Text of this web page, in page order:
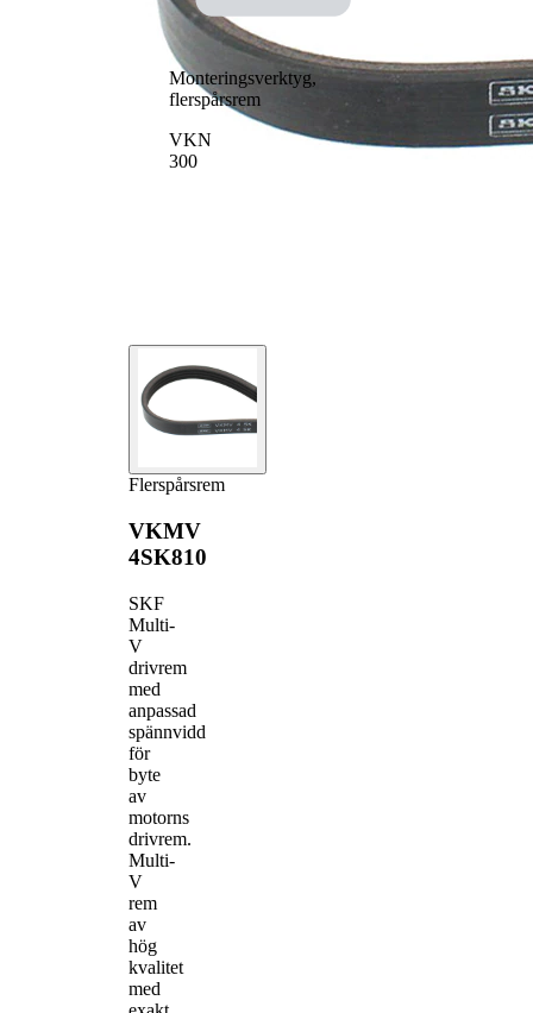
Flerspårsrem
VKMV
4SK810
SKF
Multi-
V
drivrem
med
anpassad
spännvidd
för
byte
av
motorns
drivrem.
Multi-
V
rem
av
hög
kvalitet
med
Monteringsverktyg,
flerspårsrem
VKN
300